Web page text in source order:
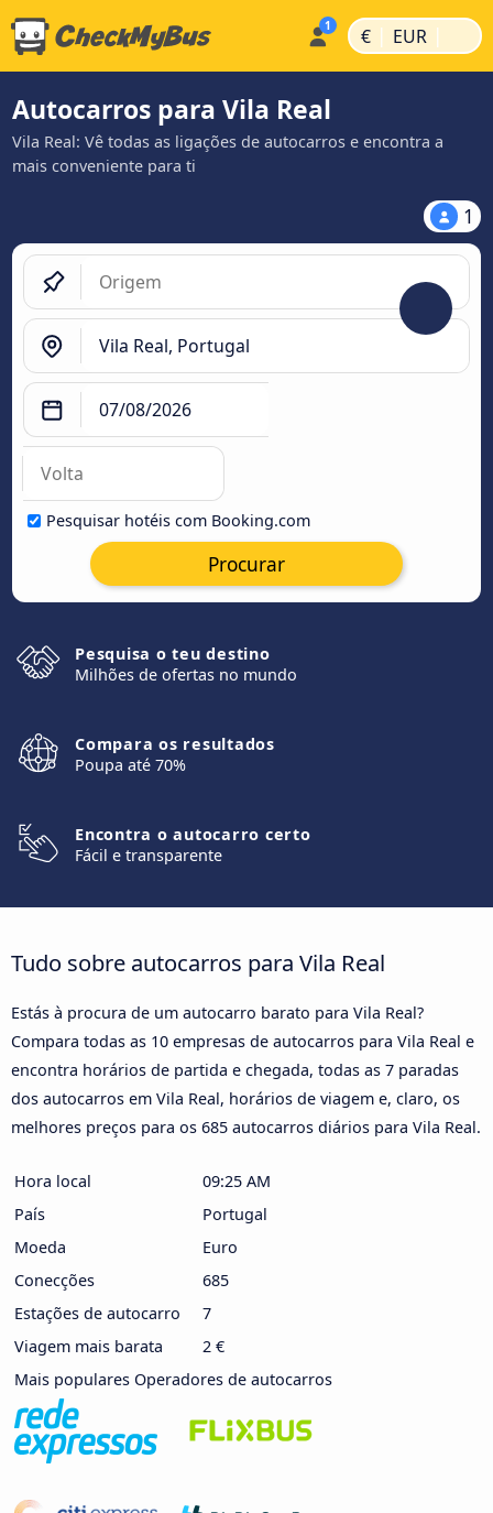
€ | EUR |
Autocarros para Vila Real
Vila Real: Vê todas as ligações de autocarros e encontra a
mais conveniente para ti
1
Pesquisar hotéis com Booking.com
Procurar
Pesquisa o teu destino
Milhões de ofertas no mundo
Compara os resultados
Poupa até 70%
Encontra o autocarro certo
Fácil e transparente
Tudo sobre autocarros para Vila Real
Estás à procura de um autocarro barato para Vila Real?
Compara todas as 10 empresas de autocarros para Vila Real e
encontra horários de partida e chegada, todas as 7 paradas
dos autocarros em Vila Real, horários de viagem e, claro, os
melhores preços para os 685 autocarros diários para Vila Real.
Hora local
09:25 AM
País
Portugal
Moeda
Euro
Conecções
685
Estações de autocarro
7
Viagem mais barata
2 €
Mais populares Operadores de autocarros